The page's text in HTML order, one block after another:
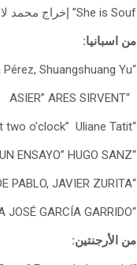
She is Souf” إخراج محمد لافي
من اسبانيا:
“White Butterflies” Jara García de Viedma Pérez, Shuangshuang Yu
“ASIER” ARES SIRVENT
“Anarchism at two o’clock” Uliane Tatit
“SOLO UN ENSAYO” HUGO SANZ
“DESPUÉS DE LA LLUVIA” OFELIA DE PABLO, JAVIER ZURITA
“LITTLE LONELINESS” MARÍA JOSÉ GARCÍA GARRIDO
من الأرجنتين: